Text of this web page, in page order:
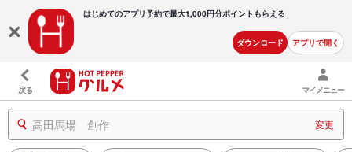
はじめてのアプリ予約で最大1,000円分ポイントもらえる
ダウンロード アプリで開く
戻る マイメニュー
高田馬場 創作 変更